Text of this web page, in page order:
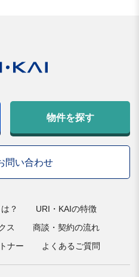
物件を探す
問い合わせ
？
URI・KAIの特徴
ス
商談・契約の流れ
ナー よくあるご質問